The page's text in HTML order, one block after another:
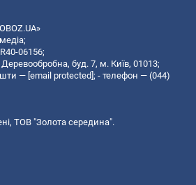
06156;
буд. 7, м. Київ, 01013;
— [email protected] ; - телефон — (044)
ТОВ "Золота середина".